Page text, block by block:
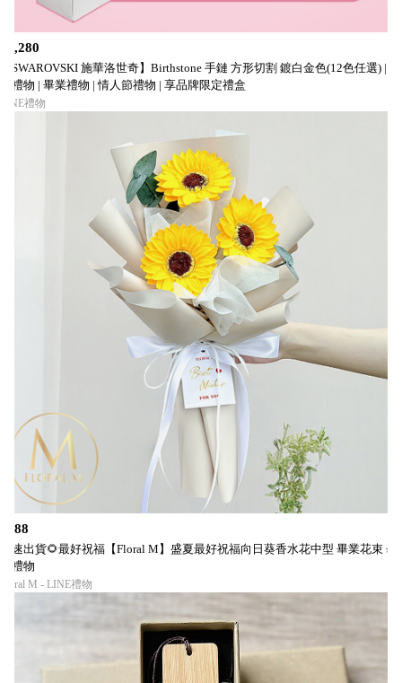
$2,280
【SWAROVSKI 施華洛世奇】Birthstone 手鏈 方形切割 鍍白金色(12色任選) | 生
日禮物 | 畢業禮物 | 情人節禮物 | 享品牌限定禮盒
LINE禮物
$688
快速出貨🌻最好祝福【Floral M】盛夏最好祝福向日葵香水花中型 畢業花束 畢
業禮物
Floral M - LINE禮物